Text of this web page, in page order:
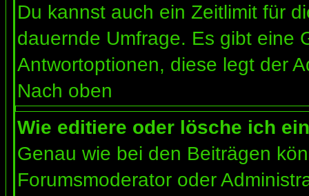
Du kannst auch ein Zeitlimit für
dauernde Umfrage. Es gibt eine
Antwortoptionen, diese legt der
Nach oben
Wie editiere oder lösche ich
Genau wie bei den Beiträgen
Forumsmoderator oder